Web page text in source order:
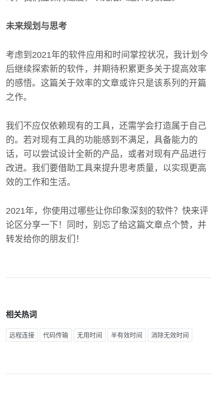
未来规划与思考
考虑到2021年的软件应用和时间掌控状况，我计划今
后继续探索新的软件，并期待积累更多关于提高效率
的感悟。这篇关于效率的文章或许只是该系列的开篇
之作。
我们不应仅依赖现有的工具，还需学会打造属于自己
的。若对现有工具的功能感到不满足，具备能力的
话，可以尝试设计全新的产品，或者对现有产品进行
改进。我们要借助工具来提升思考质量，以实现更高
效的工作和生活。
2021年，你使用过哪些让你印象深刻的软件？快来评
论区分享一下！同时，别忘了给这篇文章点个赞，并
转发给你的朋友们！
相关热词
远程连接 代码传输 无用时间 半有效时间 消除无效时间